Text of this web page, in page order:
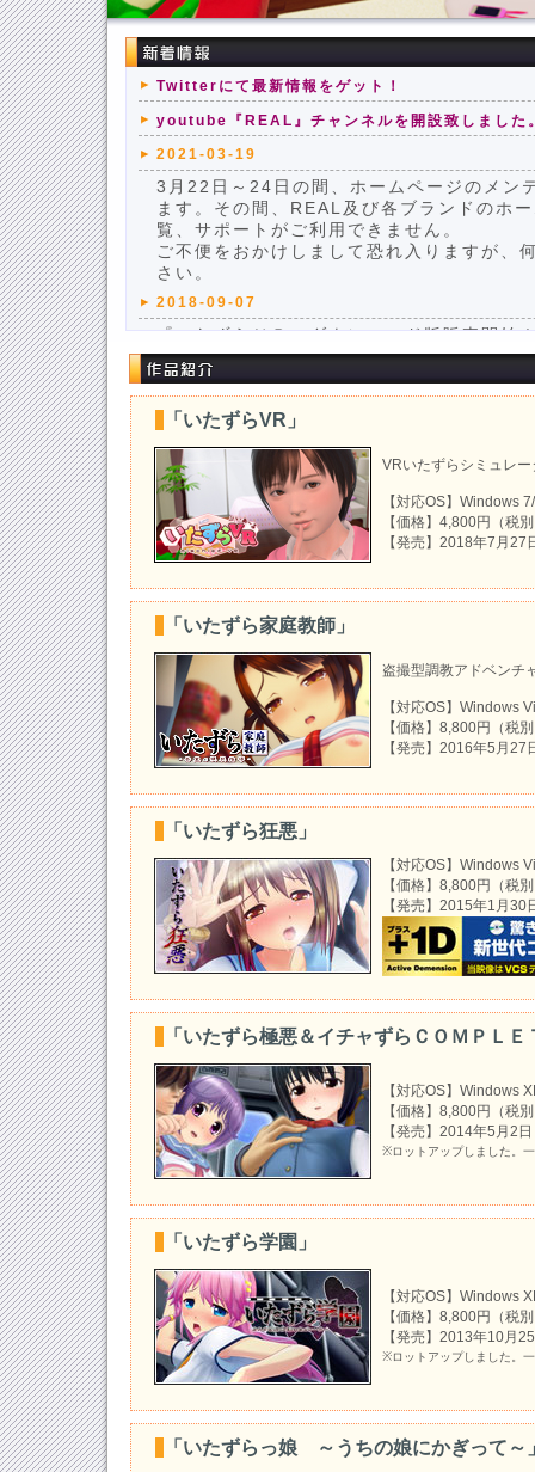
Twitterにて最新情報をゲット！
youtube『REAL』チャンネルを開設致しました
2021-03-19
3月22日～24日の間、ホームページのメン
ます。その間、REAL及び各ブランドのホ
覧、サポートがご利用できません。
ご不便をおかけしまして恐れ入りますが、
さい。
2018-09-07
『いたずらＶＲ』ダウンロード版販売開始
2018-07-27
『いたずらＶＲ』本日発売！
2018-07-13
『いたずらＶＲ』ネット認証に関する重要
2018-07-06
『いたずらＶＲ』マスターアップしました
2018-07-06
2018-06-29
2018-06-19
『いたずらＶＲ』予約特典情報を公開しま
2018-06-08
『いたずらＶＲ』システムページを更新し
2018-05-18
『いたずらＶＲ』システムページを更新し
2018-05-11
『いたずらＶＲ』システムページを公開し
2018-04-27
『いたずらＶＲ』公式サイトオープン
『いたずらＶＲ』ティザーサイト公開
2017-12-23
『かすたむアイドロイドAi』かすたむダウ
しました！
2017-12-19
『かすたむアイドロイドAi』サーバーメン
12/20～12/22迄一時停止させて頂きます
2016-09-18
『いたずら家庭教師』DMM.comにてダウ
中！
2016-07-15
『いたずら家庭教師』ＤＬＣ第７弾公開致
2016-07-08
2016-07-02
『いたずら家庭教師』ＤＬＣ第５弾公開致
「いたずらVR」
VRいたずらシミュレー
【対応OS】Windows
【価格】4,800円（税
【発売】2018年7月27
「いたずら家庭教師」
盗撮型調教アドベンチ
【対応OS】Windows
【価格】8,800円（税
【発売】2016年5月27
「いたずら狂悪」
【対応OS】Windows
【価格】8,800円（税
【発売】2015年1月30
「いたずら極悪＆イチャずらＣＯＭＰＬ
【対応OS】Windows
【価格】8,800円（税
【発売】2014年5月2日
※ロットアップしました。
「いたずら学園」
【対応OS】Windows
【価格】8,800円（税
【発売】2013年10月
※ロットアップしました。
「いたずらっ娘 ～うちの娘にかぎって～